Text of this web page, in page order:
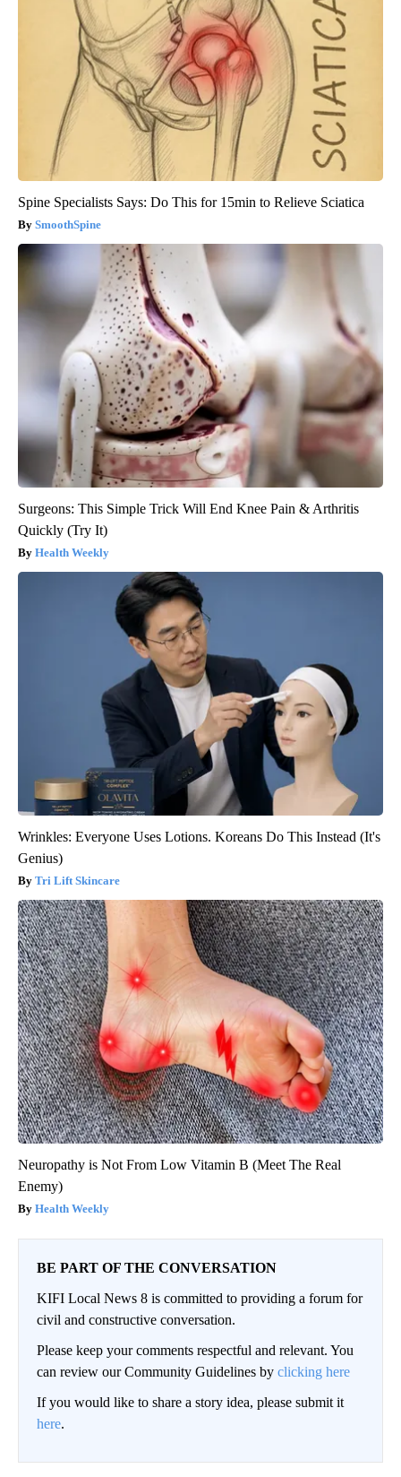
Spine Specialists Says: Do This for 15min to Relieve Sciatica
SmoothSpine
Surgeons: This Simple Trick Will End Knee Pain & Arthritis
Quickly (Try It)
Health Weekly
Wrinkles: Everyone Uses Lotions. Koreans Do This Instead (It's
Genius)
Tri Lift Skincare
Neuropathy is Not From Low Vitamin B (Meet The Real
Enemy)
Health Weekly
BE PART OF THE CONVERSATION
KIFI Local News 8 is committed to providing a forum for
civil and constructive conversation.
Please keep your comments respectful and relevant. You
can review our Community Guidelines by clicking here
If you would like to share a story idea, please submit it
here.